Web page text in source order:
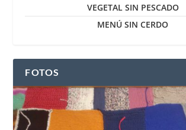
VEGETAL SIN PESCADO
MENÚ SIN CERDO
FOTOS